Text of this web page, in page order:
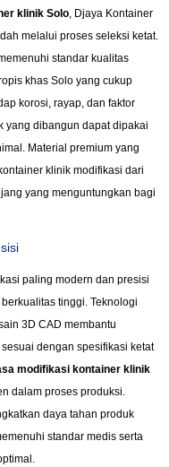
klinik Solo, Djaya Kontainer
melalui proses seleksi ketat.
standar kualitas
khas Solo yang cukup
korosi, rayap, dan faktor
yang dibangun dapat dipakai
Material premium yang
klinik modifikasi dari
yang menguntungkan bagi
paling modern dan presisi
tinggi. Teknologi
3D CAD membantu
dengan spesifikasi ketat
modifikasi kontainer klinik
dalam proses produksi.
daya tahan produk
standar medis serta